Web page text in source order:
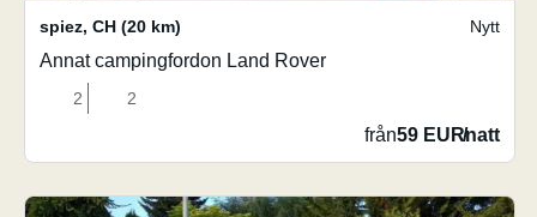
spiez, CH (20 km) Nytt
Annat campingfordon Land Rover
2 2
från59 EUR/natt